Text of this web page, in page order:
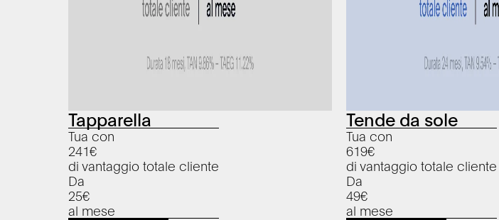
Tapparella
Tua con
241€
di vantaggio totale cliente
Da
25€
al mese
Tende da sole
Tua con
619€
di vantaggio totale cliente
Da
49€
al mese